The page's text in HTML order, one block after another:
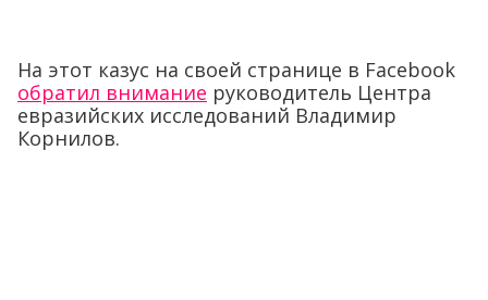
На этот казус на своей странице в Facebook
обратил внимание руководитель Центра
евразийских исследований Владимир
Корнилов.